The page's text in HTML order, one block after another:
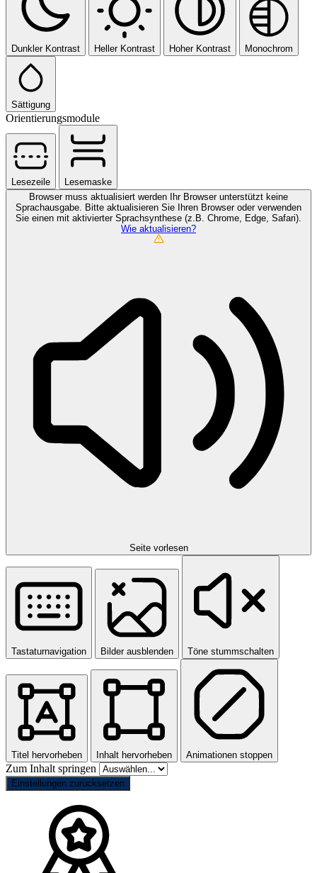
Dunkler Kontrast Heller Kontrast Hoher Kontrast Monochrom
Sättigung
Orientierungsmodule
Lesezeile
Lesemaske
Browser muss aktualisiert werden
Ihr Browser unterstützt keine
Sprachausgabe. Bitte aktualisieren Sie Ihren Browser oder verwenden
Sie einen mit aktivierter Sprachsynthese (z.B. Chrome, Edge, Safari).
Wie aktualisieren?
Seite vorlesen
Tastaturnavigation Bilder ausblenden Töne stummschalten
Titel hervorheben Inhalt hervorheben Animationen stoppen
Zum Inhalt springen
Einstellungen zurücksetzen